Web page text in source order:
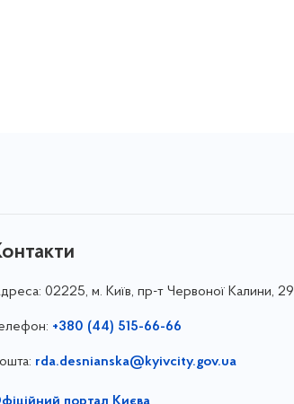
02225, м. Київ, пр-т Червоної Калини, 29
+380 (44) 515-66-66
rda.desnianska@kyivcity.gov.ua
портал Києва